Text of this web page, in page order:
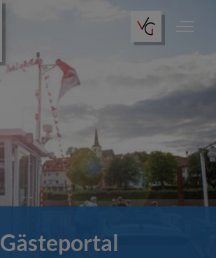
Gästeportal